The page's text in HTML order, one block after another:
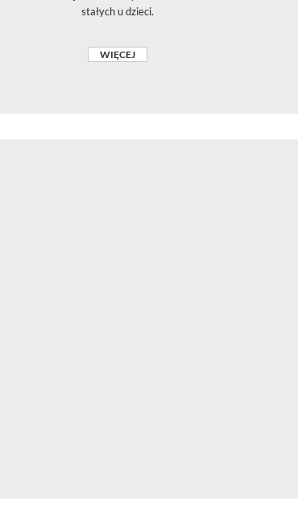
stałych u dzieci.
WIĘCEJ